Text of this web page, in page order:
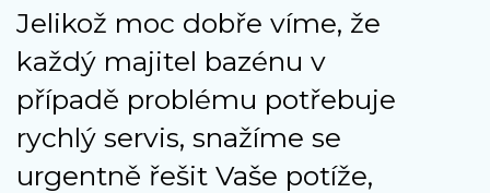
Jelikož moc dobře víme, že
každý majitel bazénu v
případě problému potřebuje
rychlý servis, snažíme se
urgentně řešit Vaše potíže,